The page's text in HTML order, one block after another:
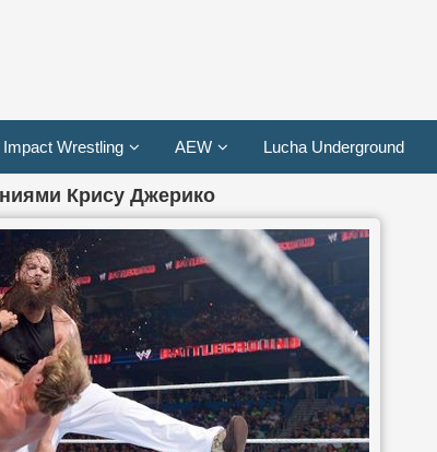
Impact Wrestling AEW Lucha Underground
Крису Джерико